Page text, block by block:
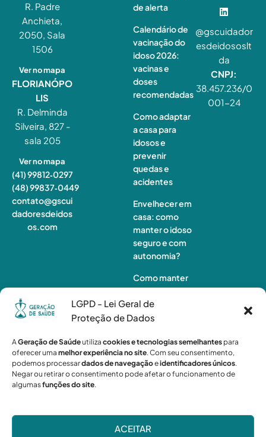
LGPD - Lei Geral de
Proteção de Dados
AGeração de Saúdeutiliza cookies e tecnologias semelhantes para
oferecer uma melhor experiência no site. Com seu consentimento,
podemos processardados de navegaçãoeidentificadores únicos.
Negar ou retirar o consentimento pode afetar o funcionamento de
algumasfunções do site.
ACEITAR
R. Padre
Anchieta,
2050, Sala
1506
Ver no mapa
FLORIANÓPO
LIS
R. Delminda
Silveira, 827 -
sala 205
Ver no mapa
(41) 99812‑0297
(48) 99837‑0449
contato@gscui
dadoresdeidos
os.com
de alerta
Calendário de
vacinação do
idoso 2026:
vacinas e
doses
recomendadas
Como adaptar
a casa para
idosos e
prevenir
quedas e
acidentes
Envelhecer em
casa: como
manter o idoso
seguro e com
autonomia?
Como manter
o idoso ativo
em casa e
preservar sua
Monitorament
o de idosos à
distância:
é suficiente?
@gscuidador
esdeidososlt
da
CNPJ:
38.457.236/0
001-24